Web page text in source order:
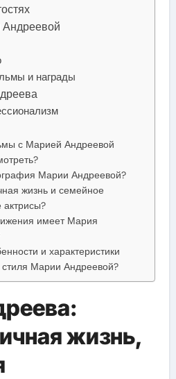
и награды
с Марией Андреевой
Марии Андреевой?
жизнь и семейное
имеет Мария
и характеристики
стиля Марии Андреевой?
жизнь,